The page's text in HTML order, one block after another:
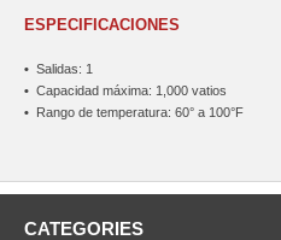
ESPECIFICACIONES
• Salidas: 1
• Capacidad máxima: 1,000 vatios
• Rango de temperatura: 60° a 100°F
CATEGORIES